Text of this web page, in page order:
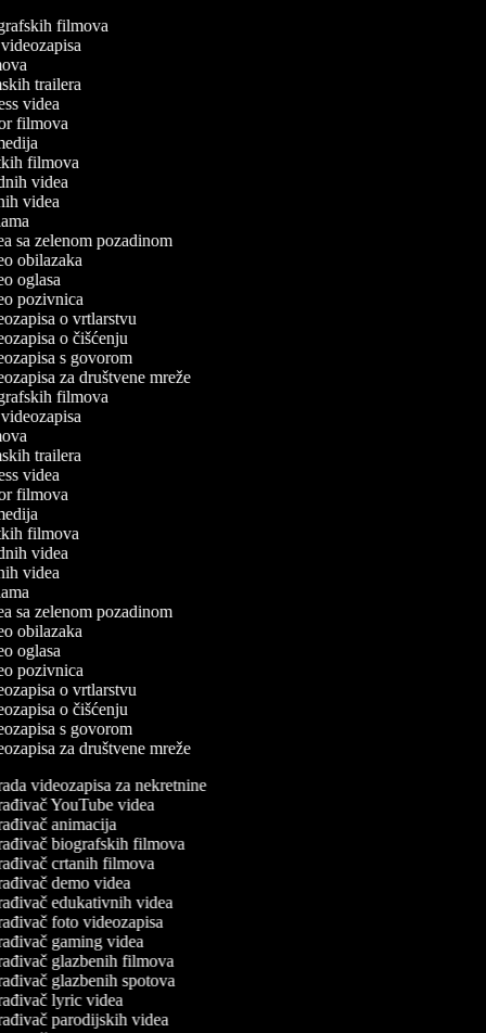
filmova
trailera
videa
filmova
filmova
videa
videa
sa zelenom pozadinom
obilazaka
oglasa
pozivnica
o vrtlarstvu
o čišćenju
s govorom
za društvene mreže
filmova
trailera
videa
filmova
filmova
videa
videa
sa zelenom pozadinom
obilazaka
oglasa
pozivnica
o vrtlarstvu
o čišćenju
s govorom
za društvene mreže
videozapisa za nekretnine
YouTube videa
animacija
biografskih filmova
crtanih filmova
demo videa
edukativnih videa
foto videozapisa
gaming videa
glazbenih filmova
glazbenih spotova
lyric videa
parodijskih videa